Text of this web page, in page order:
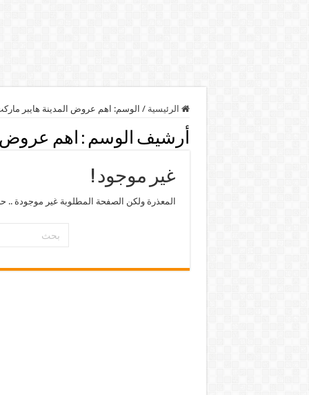
الرئيسية / الوسم: اهم عروض المدينة هايبر
أرشيف الوسم : اهم عروض
غير موجود !
المعذرة ولكن الصفحة المطلوبة غير موجودة